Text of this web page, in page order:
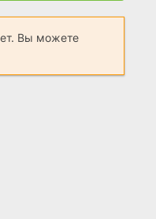
Вы можете